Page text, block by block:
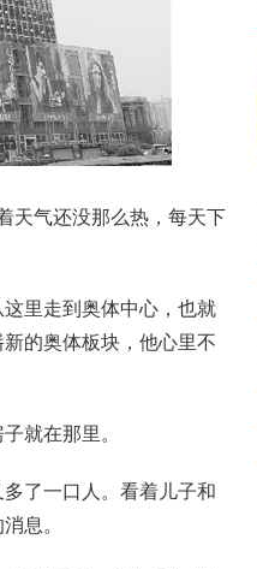
天气还没那么热，每天下
里走到奥体中心，也就
的奥体板块，他心里不
就在那里。
了一口人。看着儿子和
息。